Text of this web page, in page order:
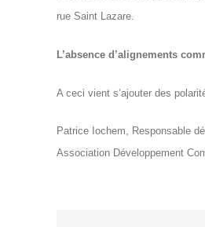
rue Saint Lazare.
L’absence d’alignements
A ceci vient s’ajouter des
Patrice Iochem, Responsable
Association Développement